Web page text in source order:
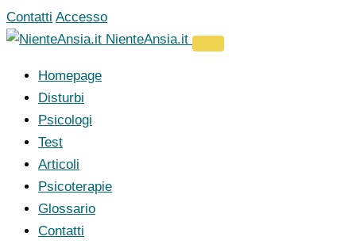
Vai
al
Contatti Accesso
NienteAnsia.it
Homepage
Disturbi
Psicologi
Test
Articoli
Psicoterapie
Glossario
Contatti